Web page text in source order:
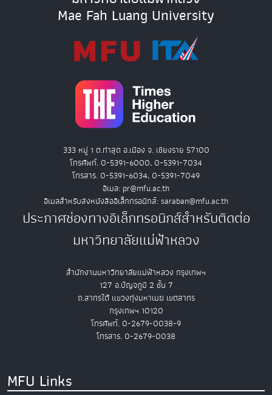
Mae Fah Luang University
333 หมู่ 1 ต.ท่าสุด อ.เมือง จ. เชียงราย 57100
โทรศัพท์. 0-5391-6000, 0-5391-7034
โทรสาร. 0-5391-6034, 0-5391-7049
อีเมล: pr@mfu.ac.th
อีเมลสำหรับส่งหนังสืออิเล็กทรอนิกส์: saraban@mfu.ac.th
ประกาศช่องทางอิเล็กทรอนิกส์สำหรับติดต่อ
มหาวิทยาลัยแม่ฟ้าหลวง
สำนักงานมหาวิทยาลัยแม่ฟ้าหลวง กรุงเทพฯ
127 อ.ปัญจภูมิ 2 ชั้น 7
ถ.สาทรใต้ แขวงทุ่งมหาเมฆ เขตสาทร
กรุงเทพฯ 10120
โทรศัพท์. 0-2679-0038-9
โทรสาร. 0-2679-0038
MFU Links